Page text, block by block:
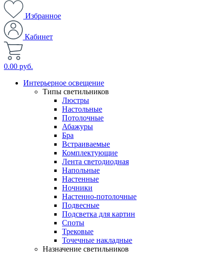
Избранное
Кабинет
0.00 руб.
Интерьерное освещение
Типы светильников
Люстры
Настольные
Потолочные
Абажуры
Бра
Встраиваемые
Комплектующие
Лента светодиодная
Напольные
Настенные
Ночники
Настенно-потолочные
Подвесные
Подсветка для картин
Споты
Трековые
Точечные накладные
Назначение светильников